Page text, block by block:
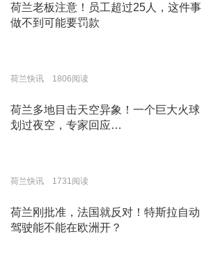
荷兰老板注意！员工超过25人，这件事
做不到可能要罚款
荷兰快讯 1806阅读
荷兰多地目击天空异象！一个巨大火球
划过夜空，专家回应…
荷兰快讯 1731阅读
荷兰刚批准，法国就反对！特斯拉自动
驾驶能不能在欧洲开？